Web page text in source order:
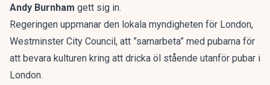
Andy Burnham gett sig in.
Regeringen uppmanar den lokala myndigheten för London,
Westminster City Council, att ”samarbeta” med pubarna för
att bevara kulturen kring att dricka öl stående utanför pubar i
London.